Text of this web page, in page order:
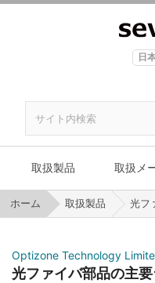
日
取扱製品 取扱メ
ホーム 取扱製品 光フ
光ファイバ部品の主
Optizone Technology